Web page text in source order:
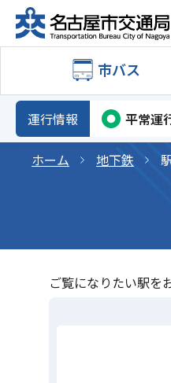
市バス
運行情報 平常運
ホーム 地下鉄
ご覧になりたい駅を